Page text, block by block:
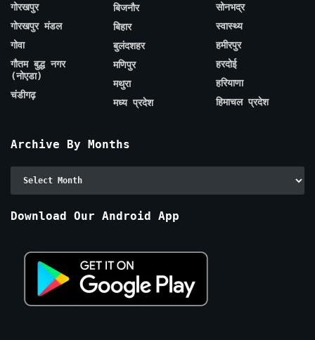
गोरखपुर
गोरखपुर मंडल
गोवा
गौतम बुद्ध नगर
(नोएडा)
चंडीगढ़
बिजनौर
बिहार
बुलंदशहर
मणिपुर
मथुरा
मध्य प्रदेश
सोनभद्र
स्वास्थ्य
हमीरपुर
हरदोई
हरियाणा
हिमाचल प्रदेश
Archive By Months
Download Our Android App